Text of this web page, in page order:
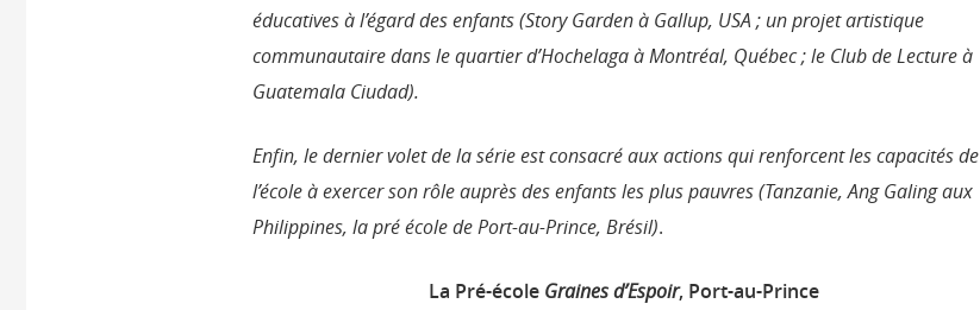
éducatives à l’égard des enfants (Story Garden à Gallup, USA ; un projet artistique
communautaire dans le quartier d’Hochelaga à Montréal, Québec ; le Club de Lecture à
Guatemala Ciudad).
Enfin, le dernier volet de la série est consacré aux actions qui renforcent les capacités de
l’école à exercer son rôle auprès des enfants les plus pauvres (Tanzanie, Ang Galing aux
Philippines, la pré école de Port-au-Prince, Brésil).
La Pré-école Grainesd’Espoir, Port-au-Prince